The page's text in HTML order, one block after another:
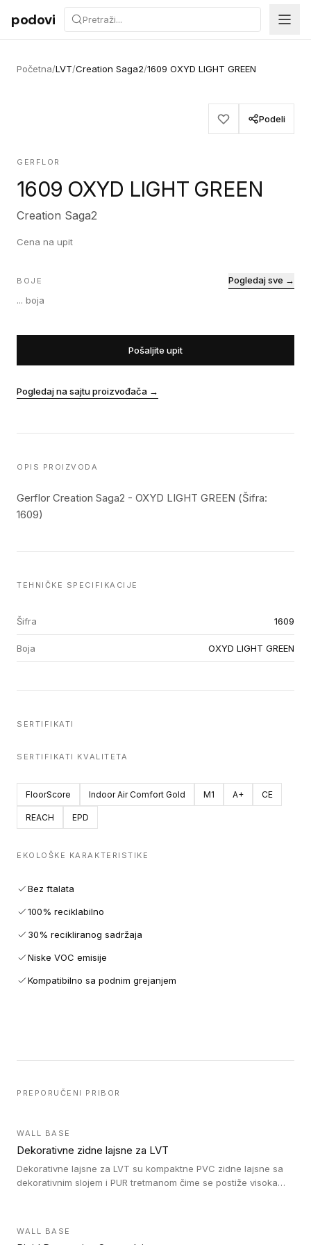
Preskoči na sadržaj
podovi
Početna/LVT/Creation Saga2/1609 OXYD LIGHT GREEN
Podeli
GERFLOR
1609 OXYD LIGHT GREEN
Creation Saga2
Cena na upit
BOJE
... boja
Pogledaj sve →
Pošaljite upit
Pogledaj na sajtu proizvođača →
OPIS PROIZVODA
Gerflor Creation Saga2 - OXYD LIGHT GREEN (Šifra:
1609)
TEHNIČKE SPECIFIKACIJE
Šifra 1609
Boja OXYD LIGHT GREEN
SERTIFIKATI
SERTIFIKATI KVALITETA
FloorScore Indoor Air Comfort Gold M1 A+ CE
REACH EPD
EKOLOŠKE KARAKTERISTIKE
Bez ftalata
100% reciklabilno
30% recikliranog sadržaja
Niske VOC emisije
Kompatibilno sa podnim grejanjem
PREPORUČENI PRIBOR
WALL BASE
Dekorativne zidne lajsne za LVT
Dekorativne lajsne za LVT su kompaktne PVC zidne lajsne sa
dekorativnim slojem i PUR tretmanom čime se postiže visoka
WALL BASE